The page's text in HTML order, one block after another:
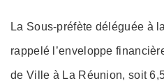
La Sous-préfète déléguée à
rappelé l’enveloppe
de Ville à La Réunion, soit